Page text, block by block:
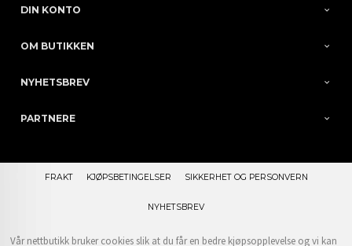
DIN KONTO
OM BUTIKKEN
NYHETSBREV
PARTNERE
FRAKT KJØPSBETINGELSER SIKKERHET OG PERSONVERN
NYHETSBREV
Vår nettbutikk bruker cookies slik at du får en bedre kjøpsopplevelse og vi kan